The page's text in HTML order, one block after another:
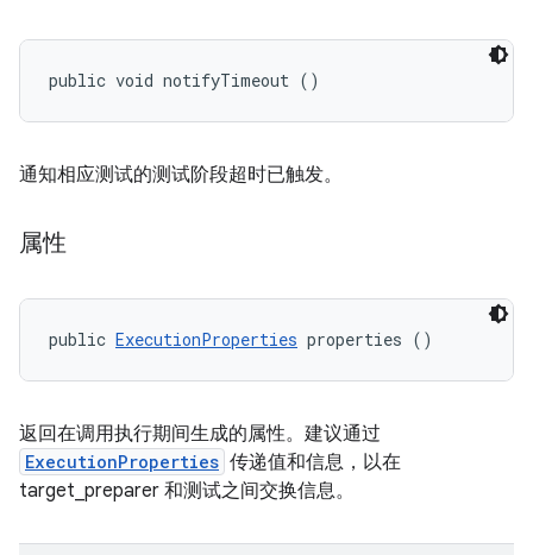
public void notifyTimeout ()
通知相应测试的测试阶段超时已触发。
属性
public ExecutionProperties properties ()
返回在调用执行期间生成的属性。建议通过
ExecutionProperties 传递值和信息，以在
target_preparer 和测试之间交换信息。